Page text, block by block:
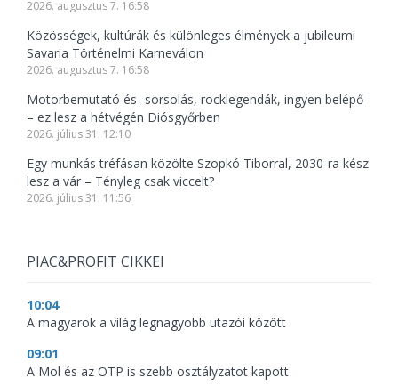
2026. augusztus 7. 16:58
Közösségek, kultúrák és különleges élmények a jubileumi
Savaria Történelmi Karneválon
2026. augusztus 7. 16:58
Motorbemutató és -sorsolás, rocklegendák, ingyen belépő
– ez lesz a hétvégén Diósgyőrben
2026. július 31. 12:10
Egy munkás tréfásan közölte Szopkó Tiborral, 2030-ra kész
lesz a vár – Tényleg csak viccelt?
2026. július 31. 11:56
PIAC&PROFIT CIKKEI
10:04
A magyarok a világ legnagyobb utazói között
09:01
A Mol és az OTP is szebb osztályzatot kapott